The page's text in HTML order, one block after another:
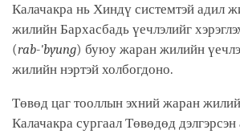
Калачакра нь Хиндү системтэй адил
жилийн Бархасбадь үечлэлийг
(rab-'byung) буюу жаран жилийн
жилийн нэртэй холбогдоно.
Төвөд цаг тооллын эхний жаран
Калачакра сургаал Төвөдөд